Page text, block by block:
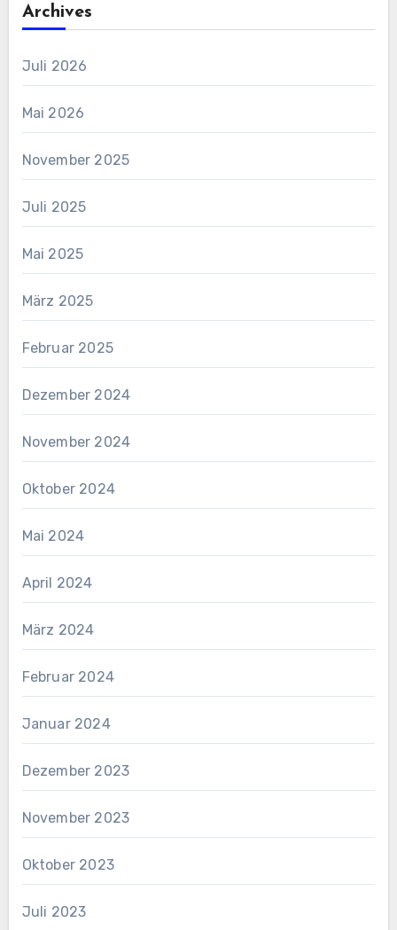
Archives
Juli 2026
Mai 2026
November 2025
Juli 2025
Mai 2025
März 2025
Februar 2025
Dezember 2024
November 2024
Oktober 2024
Mai 2024
April 2024
März 2024
Februar 2024
Januar 2024
Dezember 2023
November 2023
Oktober 2023
Juli 2023